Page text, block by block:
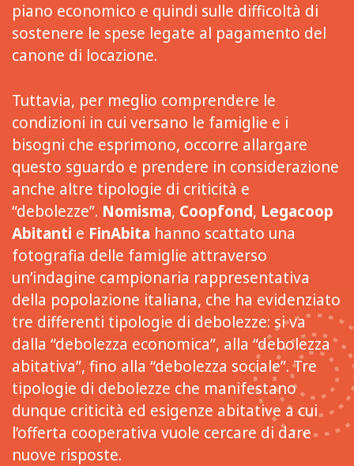
piano economico e quindi sulle difficoltà di
sostenere le spese legate al pagamento del
canone di locazione.
Tuttavia, per meglio comprendere le
condizioni in cui versano le famiglie e i
bisogni che esprimono, occorre allargare
questo sguardo e prendere in considerazione
anche altre tipologie di criticità e
“debolezze”. Nomisma, Coopfond, Legacoop
Abitanti e FinAbita hanno scattato una
fotografia delle famiglie attraverso
un’indagine campionaria rappresentativa
della popolazione italiana, che ha evidenziato
tre differenti tipologie di debolezze: si va
dalla “debolezza economica”, alla “debolezza
abitativa”, fino alla “debolezza sociale”. Tre
tipologie di debolezze che manifestano
dunque criticità ed esigenze abitative a cui
l’offerta cooperativa vuole cercare di dare
nuove risposte.